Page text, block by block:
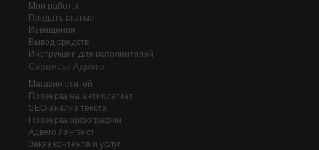
Мои работы
Продать статью
Извещения
Вывод средств
Инструкции для исполнителей
Сервисы Адвего
Магазин статей
Проверка на антиплагиат
SEO-анализ текста
Проверка орфографии
Адвего Лингвист
Заказ контента и услуг